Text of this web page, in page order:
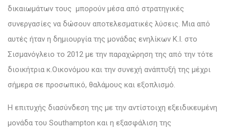
δικαιωμάτων τους μπορούν μέσα από στρατηγικές
συνεργασίες να δώσουν αποτελεσματικές λύσεις. Μια από
αυτές ήταν η δημιουργία της μονάδας ενηλίκων Κ.Ι. στο
Σισμανόγλειο το 2012 με την παραχώρηση της από την τότε
διοικήτρια κ.Οικονόμου και την συνεχή ανάπτυξή της μέχρι
σήμερα σε προσωπικό, θαλάμους και εξοπλισμό.
Η επιτυχής διασύνδεση της με την αντίστοιχη εξειδικευμένη
μονάδα του Southampton και η εξασφάλιση της